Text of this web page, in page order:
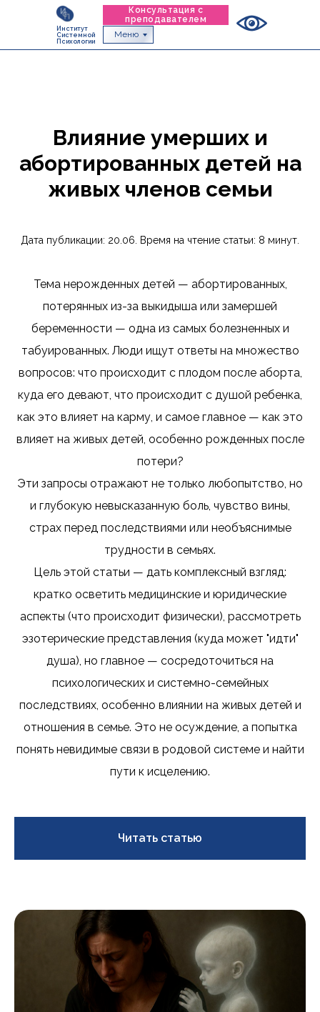
Институт
Системной
Психологии
Консультация с
преподавателем
Меню
Влияние умерших и
абортированных детей на
живых членов семьи
Дата публикации: 20.06. Время на чтение статьи: 8 минут.
Тема нерожденных детей — абортированных,
потерянных из-за выкидыша или замершей
беременности — одна из самых болезненных и
табуированных. Люди ищут ответы на множество
вопросов: что происходит с плодом после аборта,
куда его девают, что происходит с душой ребенка,
как это влияет на карму, и самое главное — как это
влияет на живых детей, особенно рожденных после
потери?
Эти запросы отражают не только любопытство, но
и глубокую невысказанную боль, чувство вины,
страх перед последствиями или необъяснимые
трудности в семьях.
Цель этой статьи — дать комплексный взгляд:
кратко осветить медицинские и юридические
аспекты (что происходит физически), рассмотреть
эзотерические представления (куда может "идти"
душа), но главное — сосредоточиться на
психологических и системно-семейных
последствиях, особенно влиянии на живых детей и
отношения в семье. Это не осуждение, а попытка
понять невидимые связи в родовой системе и найти
пути к исцелению.
Читать статью